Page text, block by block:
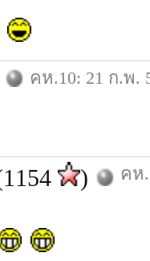
คห.10: 21 ก.พ.
) คห